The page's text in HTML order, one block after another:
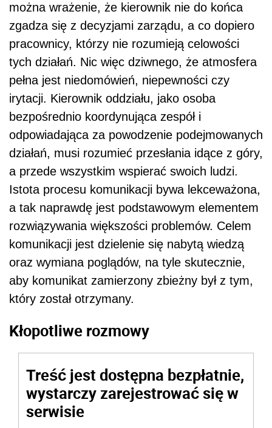
można wrażenie, że kierownik nie do końca
zgadza się z decyzjami zarządu, a co dopiero
pracownicy, którzy nie rozumieją celowości
tych działań. Nic więc dziwnego, że atmosfera
pełna jest niedomówień, niepewności czy
irytacji. Kierownik oddziału, jako osoba
bezpośrednio koordynująca zespół i
odpowiadająca za powodzenie podejmowanych
działań, musi rozumieć przesłania idące z góry,
a przede wszystkim wspierać swoich ludzi.
Istota procesu komunikacji bywa lekceważona,
a tak naprawdę jest podstawowym elementem
rozwiązywania większości problemów. Celem
komunikacji jest dzielenie się nabytą wiedzą
oraz wymiana poglądów, na tyle skutecznie,
aby komunikat zamierzony zbieżny był z tym,
który został otrzymany.
Kłopotliwe rozmowy
Treść jest dostępna bezpłatnie,
wystarczy zarejestrować się w
serwisie